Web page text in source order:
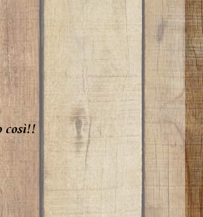
così!!